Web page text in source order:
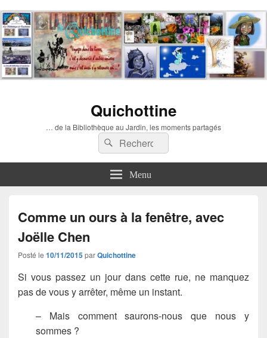
Quichottine
… de la Bibliothèque au Jardin, les moments partagés
Recherche :
Rechercher
Menu
Comme un ours à la fenêtre, avec
Joëlle Chen
Posté le 10/11/2015parQuichottine
Si vous passez un jour dans cette rue, ne manquez
pas de vous y arrêter, même un instant.
– Mais comment saurons-nous que nous y
sommes ?